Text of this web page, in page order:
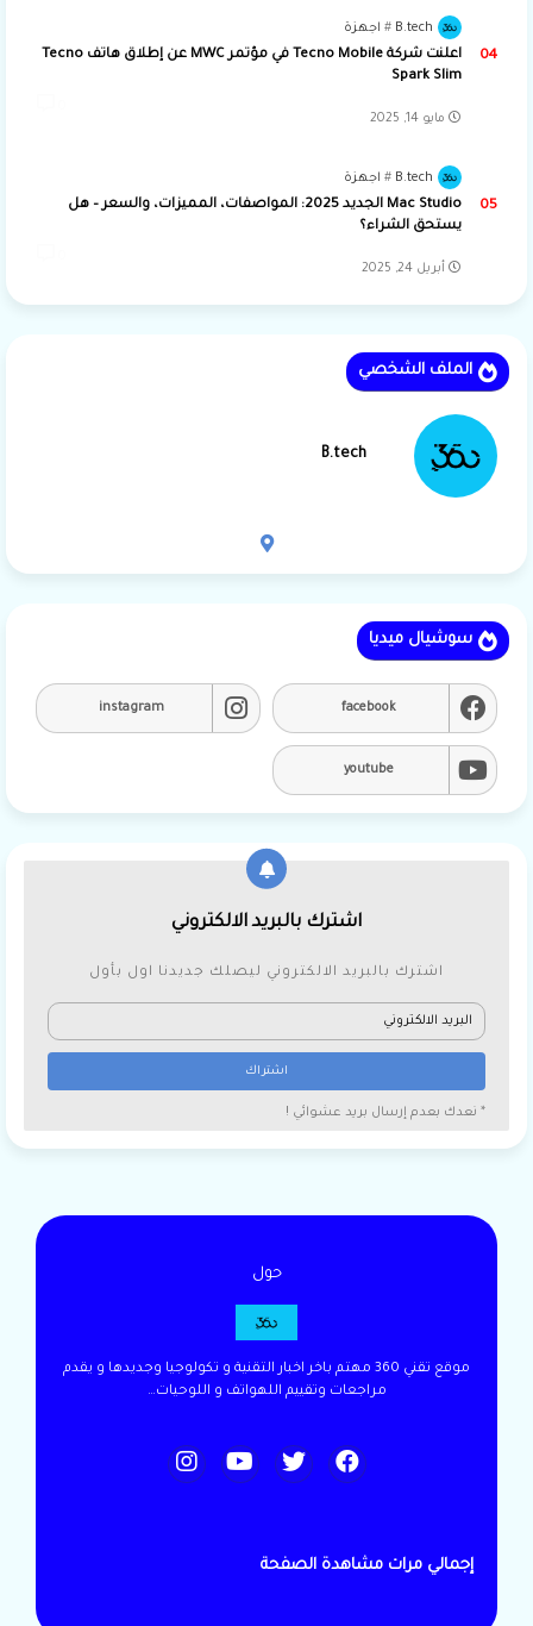
B.tech اجهزة
اعلنت شركة Tecno Mobile في مؤتمر MWC عن إطلاق هاتف Tecno
Spark Slim
مايو 14, 2025
B.tech اجهزة
Mac Studio الجديد 2025: المواصفات، المميزات، والسعر – هل
يستحق الشراء؟
أبريل 24, 2025
الملف الشخصي
B.tech
سوشيال ميديا
facebook
instagram
youtube
اشترك بالبريد الالكتروني
اشترك بالبريد الالكتروني ليصلك جديدنا اول بأول
* نعدك بعدم إرسال بريد عشوائي !
حول
موقع تقني 360 مهتم باخر اخبار التقنية و تكولوجيا وجديدها و يقدم
مراجعات وتقييم اللهواتف و اللوحيات…
إجمالي مرات مشاهدة الصفحة